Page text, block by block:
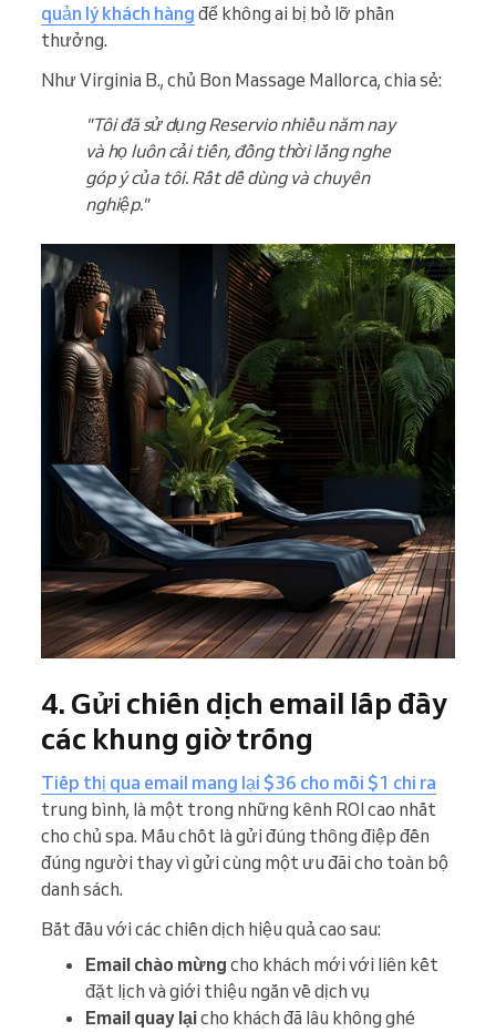
quản lý khách hàng để không ai bị bỏ lỡ phần
thưởng.
Như Virginia B., chủ Bon Massage Mallorca, chia sẻ:
"Tôi đã sử dụng Reservio nhiều năm nay
và họ luôn cải tiến, đồng thời lắng nghe
góp ý của tôi. Rất dễ dùng và chuyên
nghiệp."
4. Gửi chiến dịch email lấp đầy
các khung giờ trống
Tiếp thị qua email mang lại $36 cho mỗi $1 chi ra
trung bình, là một trong những kênh ROI cao nhất
cho chủ spa. Mấu chốt là gửi đúng thông điệp đến
đúng người thay vì gửi cùng một ưu đãi cho toàn bộ
danh sách.
Bắt đầu với các chiến dịch hiệu quả cao sau:
Email chào mừng cho khách mới với liên kết
đặt lịch và giới thiệu ngắn về dịch vụ
Email quay lạicho khách đã lâu không ghé